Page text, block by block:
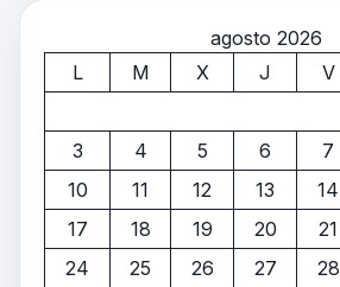
agosto 2026
L
M X J V
3
4 5 6 7
10
11 12 13 14
17
18 19 20 21
24
25 26 27 28